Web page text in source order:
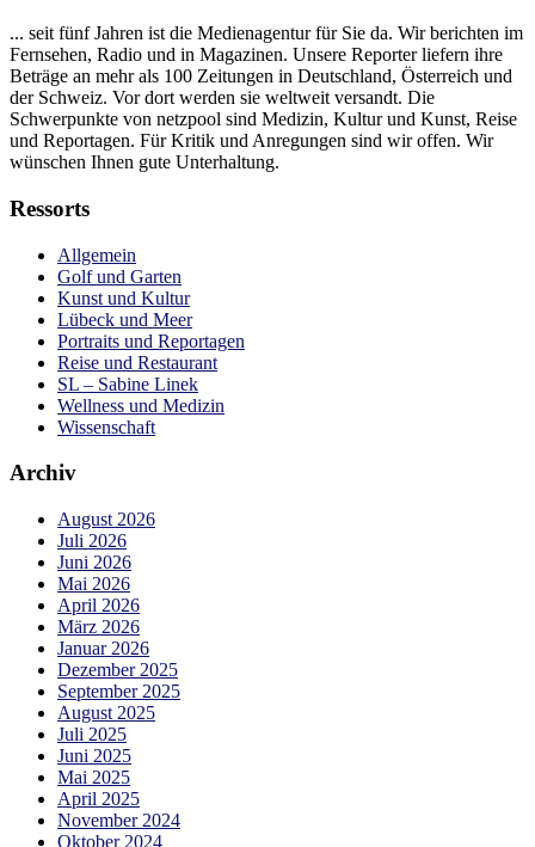
... seit fünf Jahren ist die Medienagentur für Sie da. Wir berichten im
Fernsehen, Radio und in Magazinen. Unsere Reporter liefern ihre
Beträge an mehr als 100 Zeitungen in Deutschland, Österreich und
der Schweiz. Vor dort werden sie weltweit versandt. Die
Schwerpunkte von netzpool sind Medizin, Kultur und Kunst, Reise
und Reportagen. Für Kritik und Anregungen sind wir offen. Wir
wünschen Ihnen gute Unterhaltung.
Ressorts
Allgemein
Golf und Garten
Kunst und Kultur
Lübeck und Meer
Portraits und Reportagen
Reise und Restaurant
SL – Sabine Linek
Wellness und Medizin
Wissenschaft
Archiv
August 2026
Juli 2026
Juni 2026
Mai 2026
April 2026
März 2026
Januar 2026
Dezember 2025
September 2025
August 2025
Juli 2025
Juni 2025
Mai 2025
April 2025
November 2024
Oktober 2024